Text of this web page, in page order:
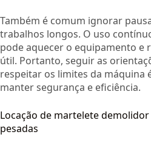
Também é comum ignorar
trabalhos longos. O uso
pode aquecer o equipamento e
útil. Portanto, seguir as
respeitar os limites da máquina
manter segurança e eficiência.
Locação de martelete
pesadas